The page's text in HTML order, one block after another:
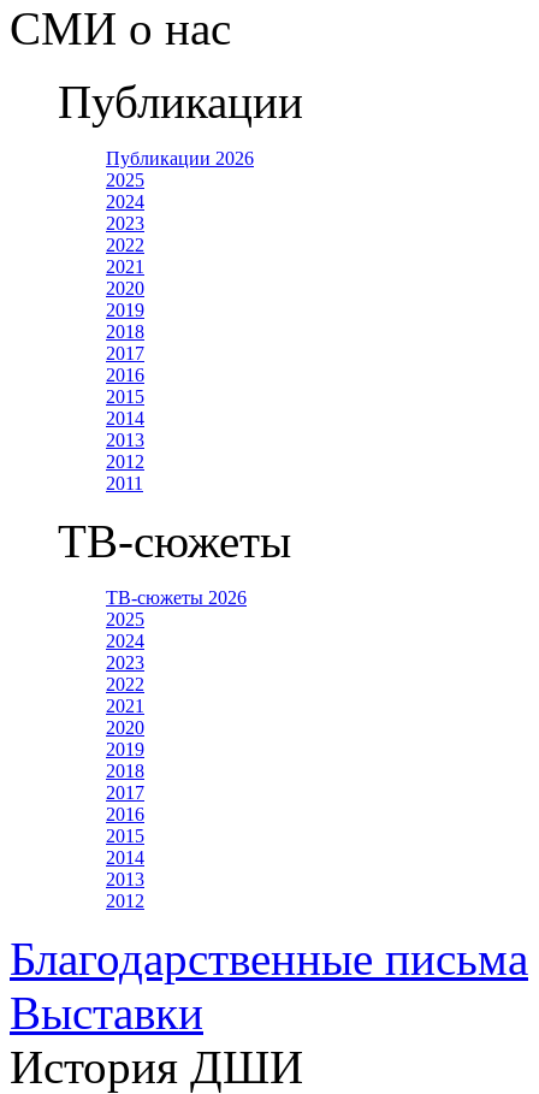
СМИ о нас
Публикации
Публикации 2026
2025
2024
2023
2022
2021
2020
2019
2018
2017
2016
2015
2014
2013
2012
2011
ТВ-сюжеты
ТВ-сюжеты 2026
2025
2024
2023
2022
2021
2020
2019
2018
2017
2016
2015
2014
2013
2012
Благодарственные письма
Выставки
История ДШИ